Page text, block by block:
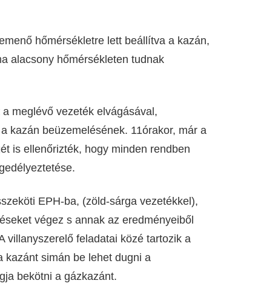
hőmérsékletre lett beállítva a kazán,
alacsony hőmérsékleten tudnak
meglévő vezeték elvágásával,
kazán beüzemelésének. 11órakor, már a
is ellenőrizték, hogy minden rendben
EPH-ba, (zöld-sárga vezetékkel),
végez s annak az eredményeiből
villanyszerelő feladatai közé tartozik a
kazánt simán be lehet dugni a
bekötni a gázkazánt.